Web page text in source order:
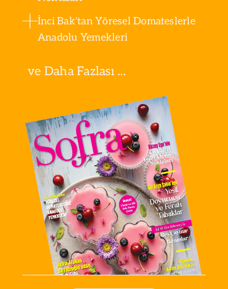
İnci Bak'tan Yöresel Domateslerle
Anadolu Yemekleri
ve Daha Fazlası ...